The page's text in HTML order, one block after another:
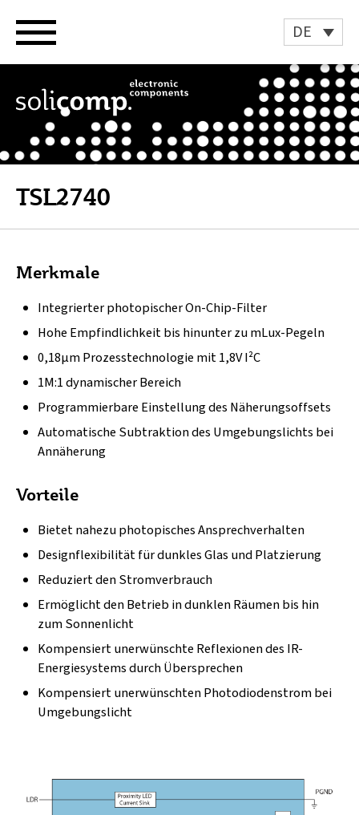
DE
Inhalt
TSL2740
Merkmale
Integrierter photopischer On-Chip-Filter
Hohe Empfindlichkeit bis hinunter zu mLux-Pegeln
0,18µm Prozesstechnologie mit 1,8V I²C
1M:1 dynamischer Bereich
Programmierbare Einstellung des Näherungsoffsets
Automatische Subtraktion des Umgebungslichts bei
Annäherung
Vorteile
Bietet nahezu photopisches Ansprechverhalten
Designflexibilität für dunkles Glas und Platzierung
Reduziert den Stromverbrauch
Ermöglicht den Betrieb in dunklen Räumen bis hin
zum Sonnenlicht
Kompensiert unerwünschte Reflexionen des IR-
Energiesystems durch Übersprechen
Kompensiert unerwünschten Photodiodenstrom bei
Umgebungslicht